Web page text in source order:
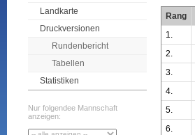
Landkarte
Druckversionen
Rundenbericht
Tabellen
Statistiken
Nur folgendee Mannschaft
anzeigen:
Rang
1.
2.
3.
4.
5.
6.